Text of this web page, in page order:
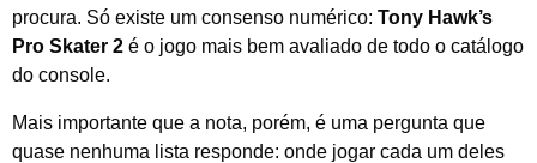
procura. Só existe um consenso numérico: Tony Hawk’s
Pro Skater 2 é o jogo mais bem avaliado de todo o catálogo
do console.
Mais importante que a nota, porém, é uma pergunta que
quase nenhuma lista responde: onde jogar cada um deles